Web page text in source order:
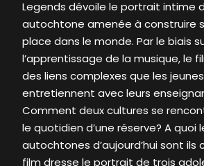
Legends dévoile le portrait intime
autochtone amenée à construire
place dans le monde. Par le biais
l’apprentissage de la musique, le
des liens complexes que les
entretiennent avec leurs
Comment deux cultures se
le quotidien d’une réserve? A quoi
autochtones d’aujourd’hui sont ils
film dresse le portrait de trois